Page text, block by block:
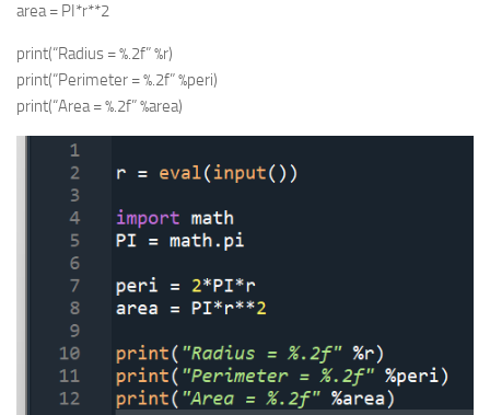
area = PI*r**2
print(“Radius = %.2f” %r)
print(“Perimeter = %.2f” %peri)
print(“Area = %.2f” %area)